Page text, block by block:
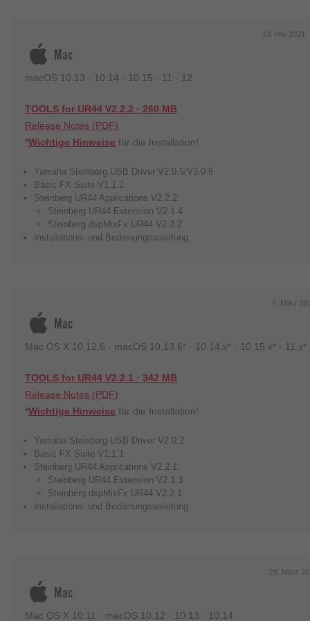
19. Mai
Mac
macOS 10.13 · 10.14 · 10.15 · 11 · 12
TOOLS for UR44 V2.2.2 · 260 MB
Release Notes (PDF)
*Wichtige Hinweise für die Installation!
Yamaha Steinberg USB Driver V2.0.5/V3.0.5
Basic FX Suite V1.1.2
Steinberg UR44 Applications V2.2.2:
Steinberg UR44 Extension V2.1.4
Steinberg dspMixFx UR44 V2.2.2
Installations- und Bedienungsanleitung
4. März
Mac
Mac OS X 10.12.6 · macOS 10.13.6* · 10.14.x* · 10.15.x* ·
TOOLS for UR44 V2.2.1 · 342 MB
Release Notes (PDF)
*Wichtige Hinweise für die Installation!
Yamaha Steinberg USB Driver V2.0.2
Basic FX Suite V1.1.1
Steinberg UR44 Applications V2.2.1:
Steinberg UR44 Extension V2.1.3
Steinberg dspMixFx UR44 V2.2.1
Installations- und Bedienungsanleitung
28. März
Mac
Mac OS X 10.11 · macOS 10.12 · 10.13 · 10.14